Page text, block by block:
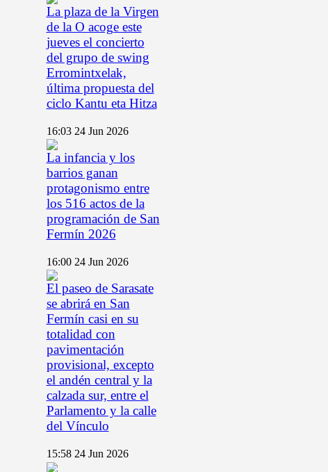
La plaza de la Virgen
de la O acoge este
jueves el concierto
del grupo de swing
Erromintxelak,
última propuesta del
ciclo Kantu eta Hitza
16:03 24 Jun 2026
La infancia y los
barrios ganan
protagonismo entre
los 516 actos de la
programación de San
Fermín 2026
16:00 24 Jun 2026
El paseo de Sarasate
se abrirá en San
Fermín casi en su
totalidad con
pavimentación
provisional, excepto
el andén central y la
calzada sur, entre el
Parlamento y la calle
del Vínculo
15:58 24 Jun 2026